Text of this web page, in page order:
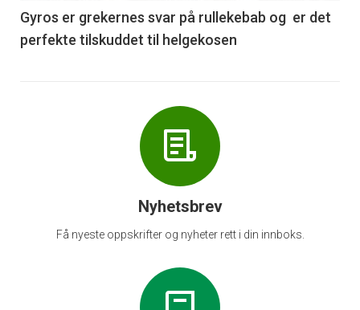
6
Gyros er grekernes svar på rullekebab og er det
perfekte tilskuddet til helgekosen
Nyhetsbrev
Få nyeste oppskrifter og nyheter rett i din innboks.